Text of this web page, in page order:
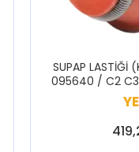
SUPAP LASTİĞİ
095640 / C2 C3
PİCASSO 206